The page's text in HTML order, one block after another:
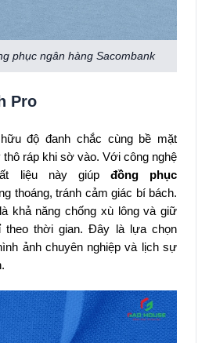
phục ngân hàng Sacombank
Pro
độ đanh chắc cùng bề mặt
ráp khi sờ vào. Với công nghệ
liệu này giúpđồng phục
thoáng, tránh cảm giác bí bách.
khả năng chống xù lông và giữ
theo thời gian. Đây là lựa chọn
ảnh chuyên nghiệp và lịch sự